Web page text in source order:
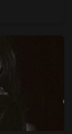
c'est